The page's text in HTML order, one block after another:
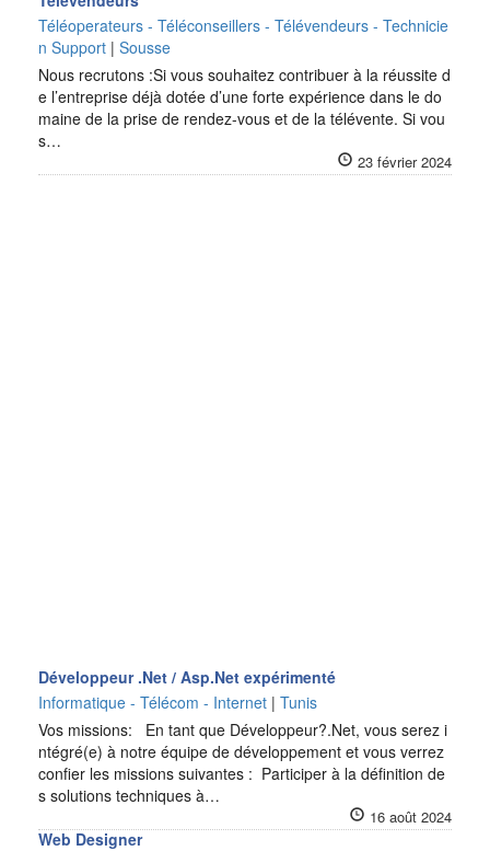
Téléoperateurs - Téléconseillers - Télévendeurs - Technicie
n Support | Sousse
Nous recrutons :Si vous souhaitez contribuer à la réussite d
e l’entreprise déjà dotée d’une forte expérience dans le do
maine de la prise de rendez-vous et de la télévente. Si vou
s…
23 février 2024
Développeur .Net / Asp.Net expérimenté
Informatique - Télécom - Internet | Tunis
Vos missions: En tant que Développeur?.Net, vous serez i
ntégré(e) à notre équipe de développement et vous verrez
confier les missions suivantes : Participer à la définition de
s solutions techniques à…
16 août 2024
Web Designer